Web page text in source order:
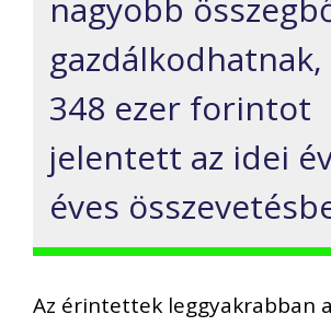
nagyobb
gazdálkodhatnak,
348 ezer forintot
jelentett az idei
éves
Az érintettek leggyakrabban